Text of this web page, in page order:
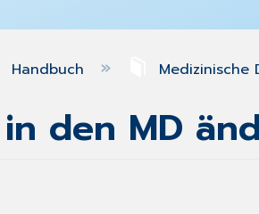
hierarchy
Handbuch Medizinische
den MD